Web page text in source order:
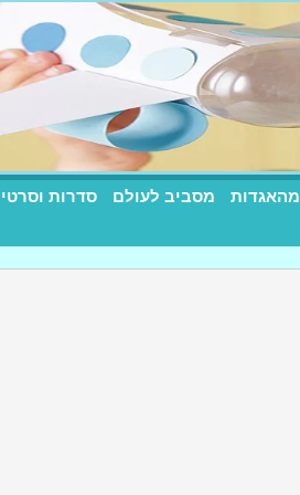
מהאגדות מסביב לעולם סדרות